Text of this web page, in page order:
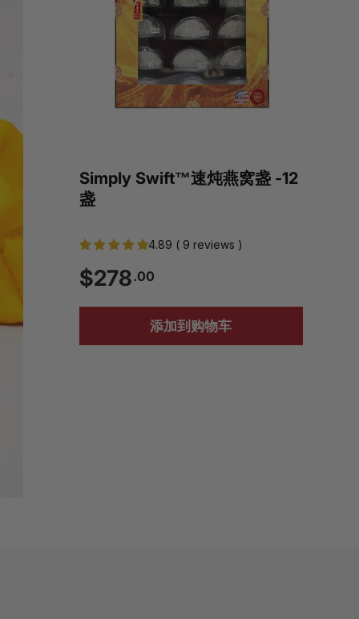
Simply Swift™速炖燕窝盏 -12
盏
4.89 ( 9 reviews )
$278.00$278.00
添加到购物车